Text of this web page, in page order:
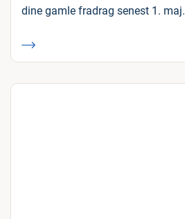
dine gamle fradrag senest 1. maj.